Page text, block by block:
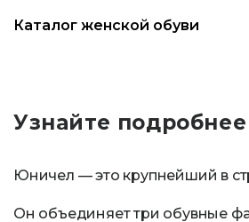
Каталог женской обуви
Узнайте
Юничел — это крупнейший в
Он объединяет три обувные